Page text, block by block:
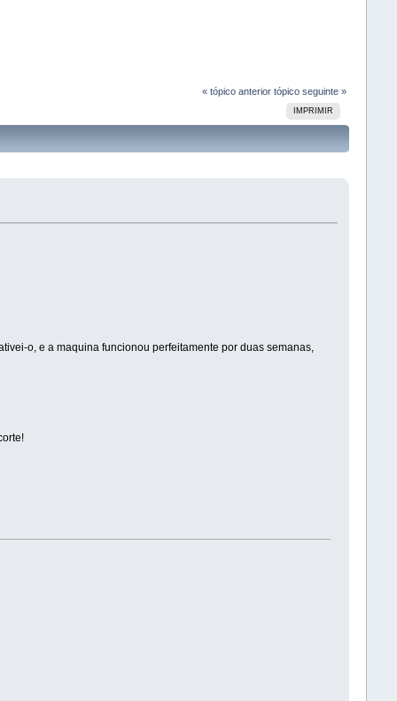
« tópico anterior tópico seguinte »
IMPRIMIR
o, e a maquina funcionou perfeitamente por duas semanas,